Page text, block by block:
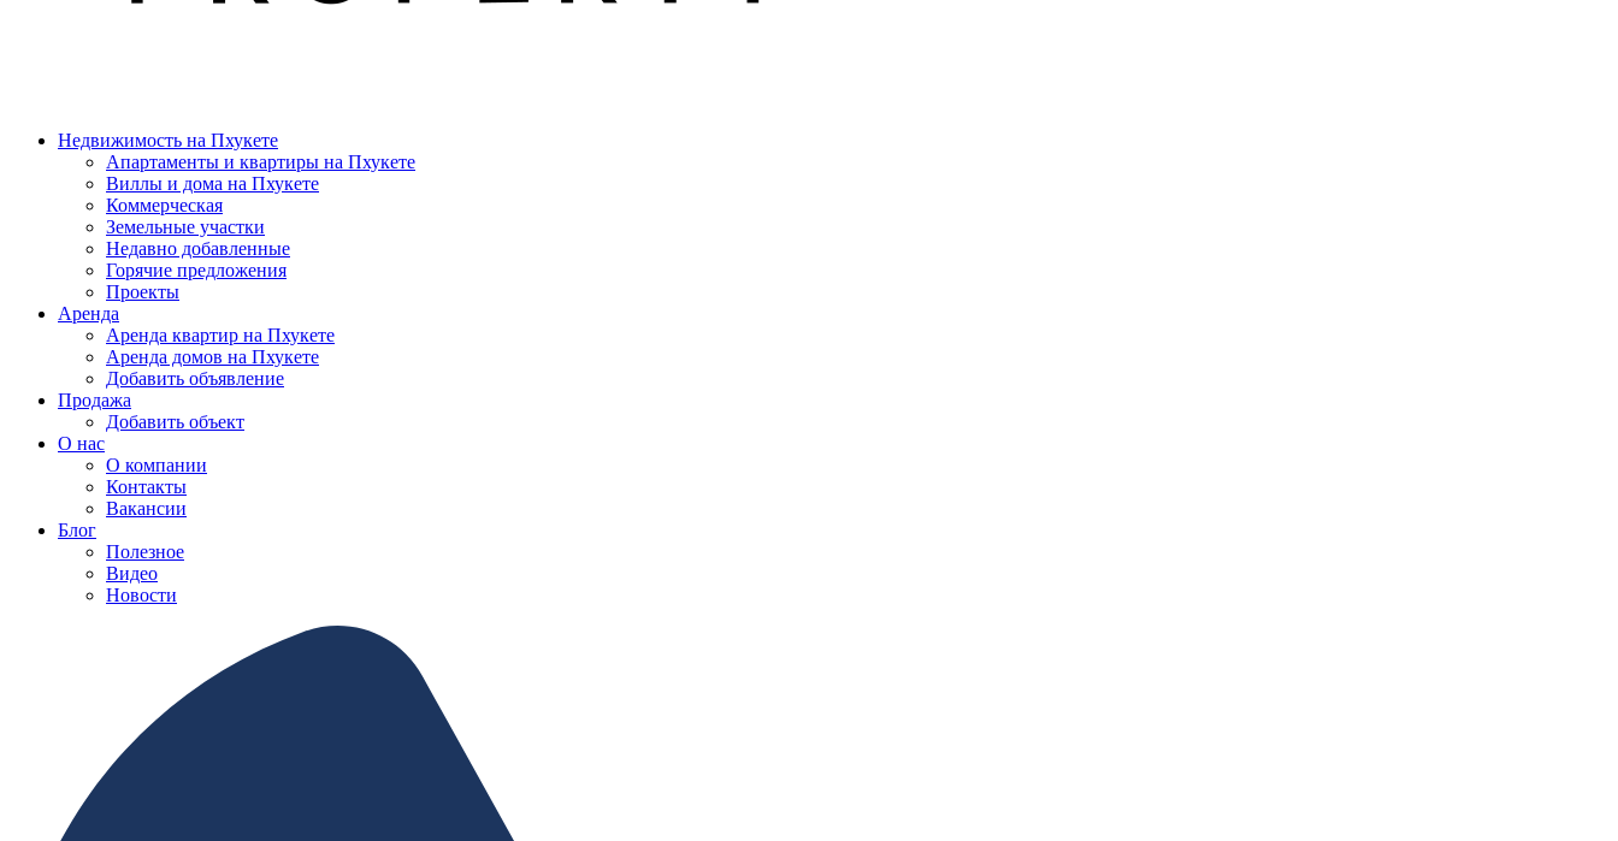
Недвижимость на Пхукете
Апартаменты и квартиры на Пхукете
Виллы и дома на Пхукете
Коммерческая
Земельные участки
Недавно добавленные
Горячие предложения
Проекты
Аренда
Аренда квартир на Пхукете
Аренда домов на Пхукете
Добавить объявление
Продажа
Добавить объект
О нас
О компании
Контакты
Вакансии
Блог
Полезное
Видео
Новости